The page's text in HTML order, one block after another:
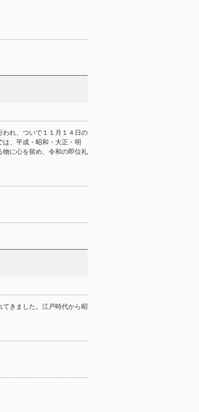
われ、ついで１１月１４日の
、平成・昭和・大正・明
に心を留め、令和の即位礼
きました。江戸時代から昭